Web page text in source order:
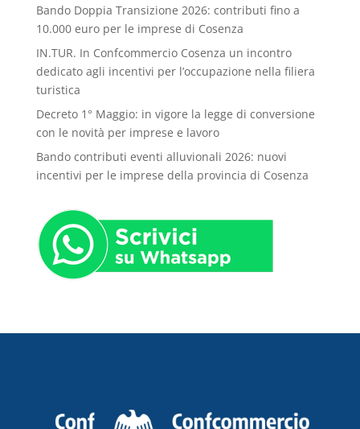
Bando Doppia Transizione 2026: contributi fino a
10.000 euro per le imprese di Cosenza
IN.TUR. In Confcommercio Cosenza un incontro
dedicato agli incentivi per l’occupazione nella filiera
turistica
Decreto 1° Maggio: in vigore la legge di conversione
con le novità per imprese e lavoro
Bando contributi eventi alluvionali 2026: nuovi
incentivi per le imprese della provincia di Cosenza